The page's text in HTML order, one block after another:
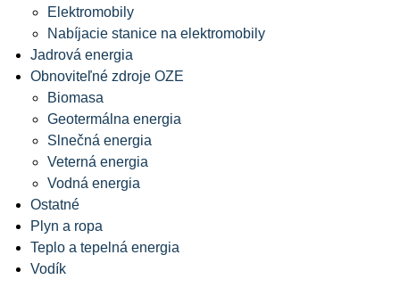
Elektromobily
Nabíjacie stanice na elektromobily
Jadrová energia
Obnoviteľné zdroje OZE
Biomasa
Geotermálna energia
Slnečná energia
Veterná energia
Vodná energia
Ostatné
Plyn a ropa
Teplo a tepelná energia
Vodík